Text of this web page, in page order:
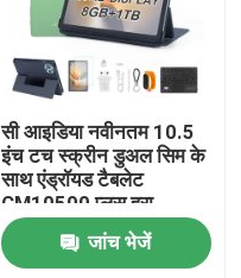
सी आइडिया नवीनतम 10.5
इंच टच स्क्रीन डुअल सिम के
साथ एंड्रॉयड टैबलेट
CM10500 प्लस हरा
जांच भेजें